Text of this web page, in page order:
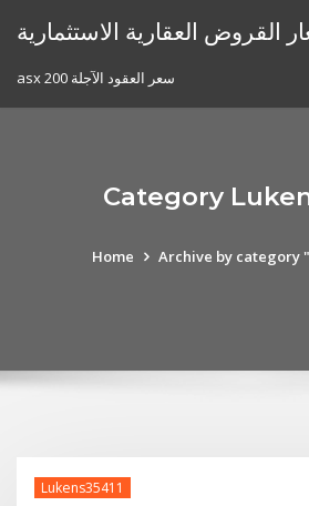
asx 200 سعر العقود الآجلة
Category
Home Archive by category
Lukens35411